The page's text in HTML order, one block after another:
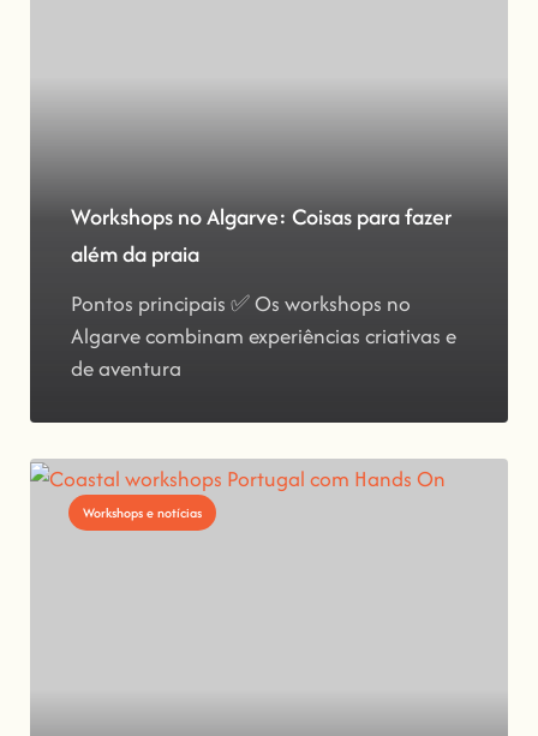
Workshops no Algarve: Coisas para fazer
além da praia
Pontos principais ✅ Os workshops no
Algarve combinam experiências criativas e
de aventura
Workshops e notícias